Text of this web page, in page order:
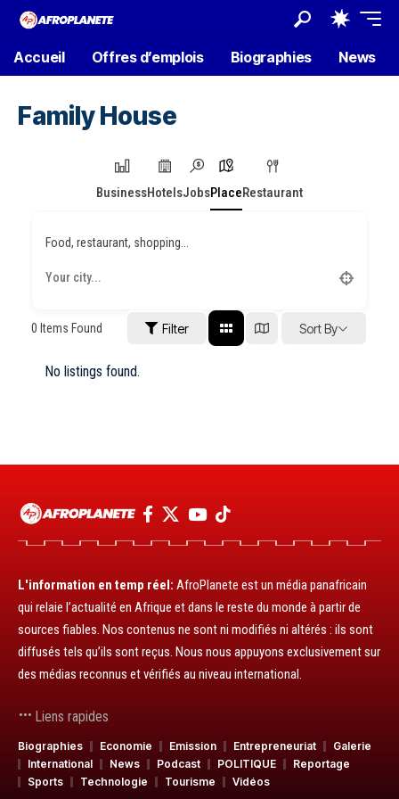
Accueil Offres d’emplois Biographies News
Family House
BusinessHotelsJobsPlaceRestaurant
Food, restaurant, shopping...
0 Items Found Filter Sort By
No listings found.
L'information en temp réel: AfroPlanete est un média panafricain
qui relaie l’actualité en Afrique et dans le reste du monde à partir de
sources fiables. Nos contenus ne sont ni modifiés ni altérés : ils sont
diffusés tels qu’ils sont reçus. Nous nous appuyons exclusivement sur
des médias reconnus et vérifiés au niveau international.
Liens rapides
Biographies Economie Emission Entrepreneuriat
Galerie
International
News Podcast POLITIQUE
Reportage
Sports
Technologie Tourisme Vidéos